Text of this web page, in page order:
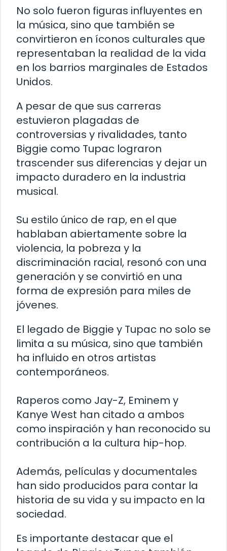
No solo fueron figuras influyentes en
la música, sino que también se
convirtieron en íconos culturales que
representaban la realidad de la vida
en los barrios marginales de Estados
Unidos.
A pesar de que sus carreras
estuvieron plagadas de
controversias y rivalidades, tanto
Biggie como Tupac lograron
trascender sus diferencias y dejar un
impacto duradero en la industria
musical.
Su estilo único de rap, en el que
hablaban abiertamente sobre la
violencia, la pobreza y la
discriminación racial, resonó con una
generación y se convirtió en una
forma de expresión para miles de
jóvenes.
El legado de Biggie y Tupac no solo se
limita a su música, sino que también
ha influido en otros artistas
contemporáneos.
Raperos como Jay-Z, Eminem y
Kanye West han citado a ambos
como inspiración y han reconocido su
contribución a la cultura hip-hop.
Además, películas y documentales
han sido producidos para contar la
historia de su vida y su impacto en la
sociedad.
Es importante destacar que el